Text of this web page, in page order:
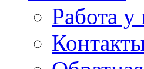
Работа у